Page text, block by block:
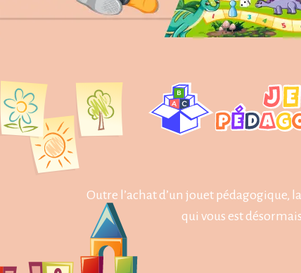
Outre l’achat d’un jouet pédagogique,
qui vous est